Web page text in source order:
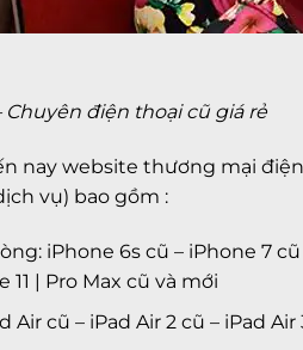
Chuyên điện thoại cũ giá rẻ
nay website thương mại
vụ) bao gồm :
iPhone 6s cũ – iPhone 7 cũ
11 | Pro Max cũ và mới
Air cũ – iPad Air 2 cũ – iPad Air